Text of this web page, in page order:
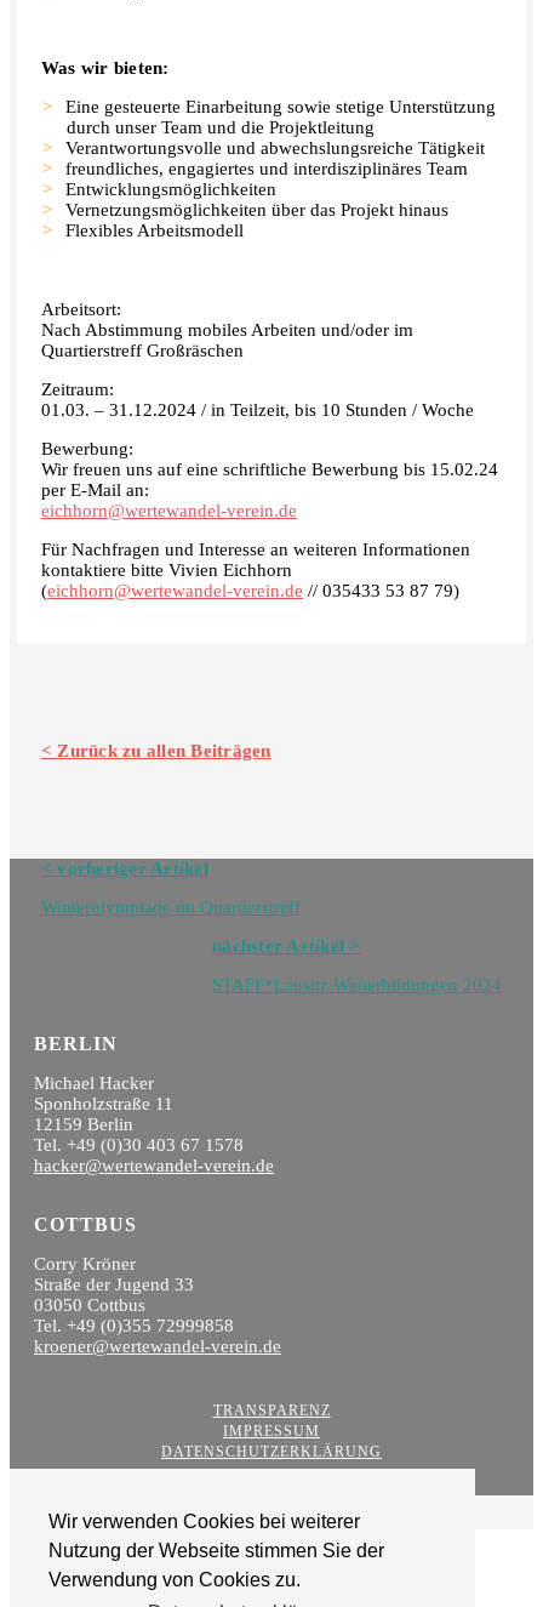
Wir verwenden Cookies bei weiterer
Nutzung der Webseite stimmen Sie der
Verwendung von Cookies zu.
Was wir bieten:
Eine gesteuerte Einarbeitung sowie stetige Unterstützung
durch unser Team und die Projektleitung
Verantwortungsvolle und abwechslungsreiche Tätigkeit
freundliches, engagiertes und interdisziplinäres Team
Entwicklungsmöglichkeiten
Vernetzungsmöglichkeiten über das Projekt hinaus
Flexibles Arbeitsmodell
Arbeitsort:
Nach Abstimmung mobiles Arbeiten und/oder im
Quartierstreff Großräschen
Zeitraum:
01.03. – 31.12.2024 / in Teilzeit, bis 10 Stunden / Woche
Bewerbung:
Wir freuen uns auf eine schriftliche Bewerbung bis 15.02.24
per E-Mail an:
eichhorn@wertewandel-verein.de
Für Nachfragen und Interesse an weiteren Informationen
kontaktiere bitte Vivien Eichhorn
(eichhorn@wertewandel-verein.de // 035433 53 87 79)
< Zurück zu allen Beiträgen
Navigation
Blog
< vorheriger Artikel
Winterolympiade im Quartierstreff
nächster Artikel >
STAFF*Lausitz Weiterbildungen 2024
BERLIN
Michael Hacker
Sponholzstraße 11
12159 Berlin
Tel. +49 (0)30 403 67 1578
hacker@wertewandel-verein.de
COTTBUS
Corry Kröner
Straße der Jugend 33
03050 Cottbus
Tel. +49 (0)355 72999858
kroener@wertewandel-verein.de
TRANSPARENZ
IMPRESSUM
DATENSCHUTZERKLÄRUNG